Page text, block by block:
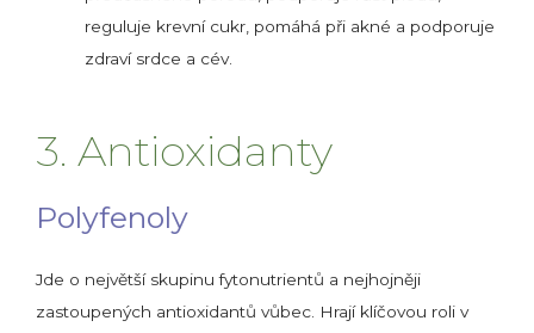
reguluje krevní cukr, pomáhá při akné a podporuje
zdraví srdce a cév.
3. Antioxidanty
Polyfenoly
Jde o největší skupinu fytonutrientů a nejhojněji
zastoupených antioxidantů vůbec. Hrají klíčovou roli v